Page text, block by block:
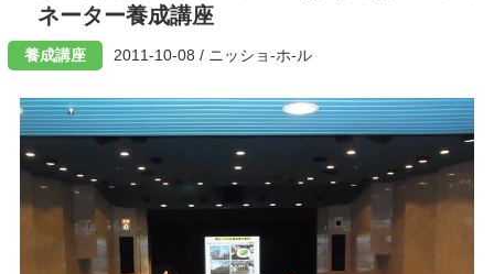
ネーター養成講座
養成講座 2011-10-08 / ニッショ-ホ-ル